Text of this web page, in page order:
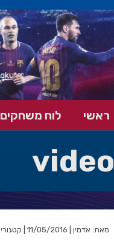
ראשי לוח משחקים 26/27
video
מאת: אדמין | 11/05/2016 | קטגוריה: